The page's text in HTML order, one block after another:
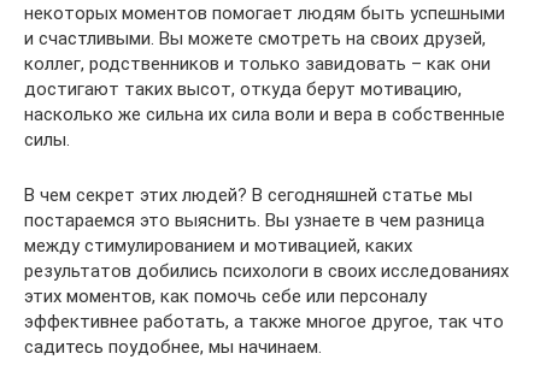
некоторых моментов помогает людям быть успешными
и счастливыми. Вы можете смотреть на своих друзей,
коллег, родственников и только завидовать – как они
достигают таких высот, откуда берут мотивацию,
насколько же сильна их сила воли и вера в собственные
силы.
В чем секрет этих людей? В сегодняшней статье мы
постараемся это выяснить. Вы узнаете в чем разница
между стимулированием и мотивацией, каких
результатов добились психологи в своих исследованиях
этих моментов, как помочь себе или персоналу
эффективнее работать, а также многое другое, так что
садитесь поудобнее, мы начинаем.